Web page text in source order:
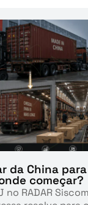
da China
começar?
no RADAR